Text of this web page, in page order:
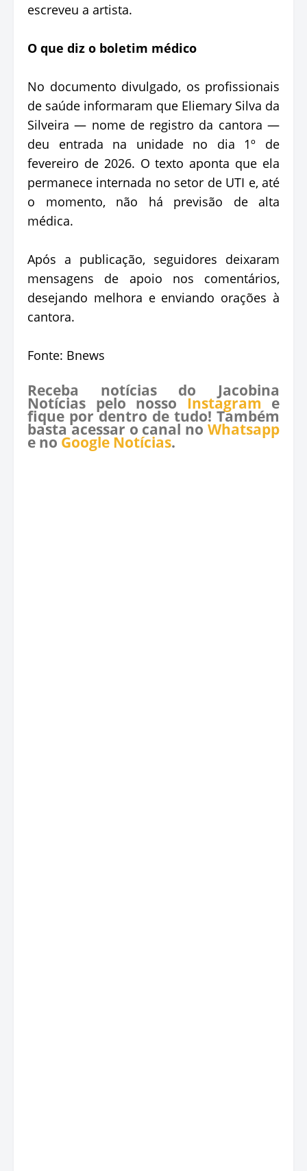
escreveu a artista.
O que diz o boletim médico
No documento divulgado, os profissionais
de saúde informaram que Eliemary Silva da
Silveira — nome de registro da cantora —
deu entrada na unidade no dia 1º de
fevereiro de 2026. O texto aponta que ela
permanece internada no setor de UTI e, até
o momento, não há previsão de alta
médica.
Após a publicação, seguidores deixaram
mensagens de apoio nos comentários,
desejando melhora e enviando orações à
cantora.
Fonte: Bnews
Receba notícias do Jacobina
Notícias pelo nosso Instagram e
fique por dentro de tudo! Também
basta acessar o canal no Whatsapp
e no Google Notícias.